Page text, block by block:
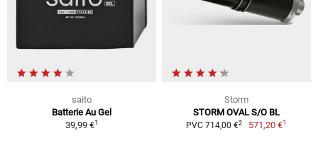
saito
Batterie Au Gel
39,99 €1
Storm
STORM OVAL S/O BL
PVC 714,00 €2 571,20 €1